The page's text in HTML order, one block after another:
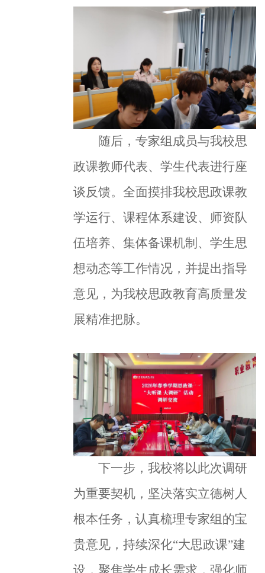
随后，专家组成员与我校思
政课教师代表、学生代表进行座
谈反馈。全面摸排我校思政课教
学运行、课程体系建设、师资队
伍培养、集体备课机制、学生思
想动态等工作情况，并提出指导
意见，为我校思政教育高质量发
展精准把脉。
下一步，我校将以此次调研
为重要契机，坚决落实立德树人
根本任务，认真梳理专家组的宝
贵意见，持续深化“大思政课”建
设，聚焦学生成长需求，强化师